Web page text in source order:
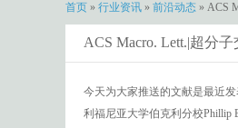
首页 » 行业资讯 » 前沿动态 » ACS
ACS Macro. Lett.|超分
今天为大家推送的文献是最近
利福尼亚大学伯克利分校Phillip